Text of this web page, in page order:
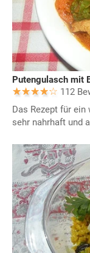
Putengulasch mit
112
Das Rezept für
sehr nahrhaft und